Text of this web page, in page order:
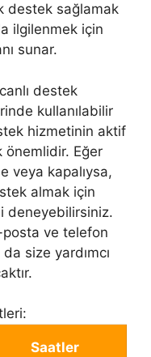
destek sağlamak
ilgilenmek için
sunar.
destek
kullanılabilir
hizmetinin aktif
Eğer
veya kapalıysa,
almak için
deneyebilirsiniz.
ve telefon
size yardımcı
Saatler